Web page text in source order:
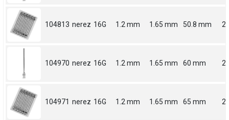
104813 nerez 16G 1.2 mm 1.65 mm 50.8 mm 2
104970 nerez 16G 1.2 mm 1.65 mm 60 mm
104971 nerez 16G 1.2 mm 1.65 mm 65 mm